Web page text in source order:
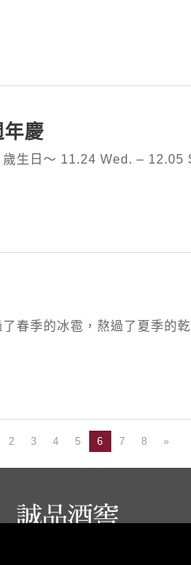
年慶
生日～ 11.24 Wed. – 12.05
春季的冰雹，熬過了夏季的
2 3 4 5 6 7 8 »